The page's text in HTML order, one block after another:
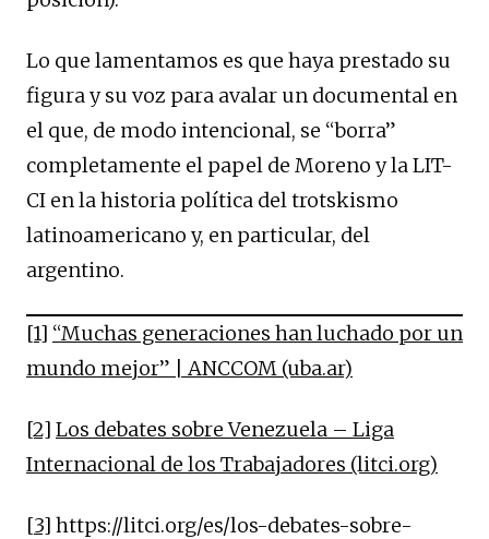
Lo que lamentamos es que haya prestado su
figura y su voz para avalar un documental en
el que, de modo intencional, se “borra”
completamente el papel de Moreno y la LIT-
CI en la historia política del trotskismo
latinoamericano y, en particular, del
argentino.
[1] “Muchas generaciones han luchado por un
mundo mejor” | ANCCOM (uba.ar)
[2] Los debates sobre Venezuela – Liga
Internacional de los Trabajadores (litci.org)
[3] https://litci.org/es/los-debates-sobre-